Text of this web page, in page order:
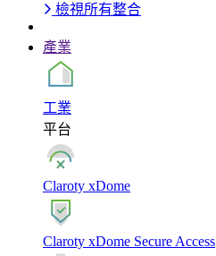
檢視所有整合
產業
工業
平台
Claroty xDome
Claroty xDome Secure Access